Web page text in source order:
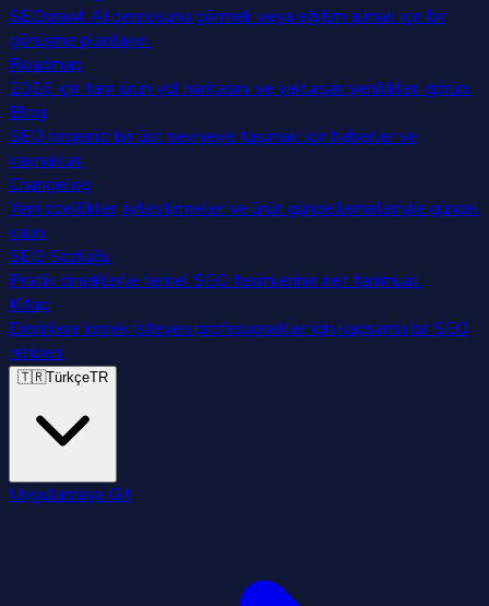
SEOcrawl AI demosunu görmek veya eğitim almak için bir
görüşme planlayın.
Roadmap
2026 için tam ürün yol haritasını ve yaklaşan yenilikleri görün.
Blog
SEO projenizi bir üst seviyeye taşımak için haberler ve
kaynaklar.
Changelog
Yeni özellikler, iyileştirmeler ve ürün güncellemeleriyle güncel
kalın.
SEO Sözlüğü
Pratik örneklerle temel SEO terimlerinin net tanımları.
Kitap
Derinlere inmek isteyen profesyoneller için kapsamlı bir SEO
rehberi.
🇹🇷TürkçeTR
Uygulamaya Git